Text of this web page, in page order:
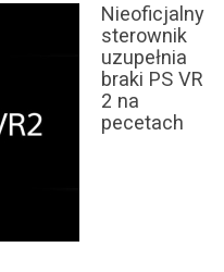
Nieoficjalny
sterownik
uzupełnia
braki PS VR
2 na
pecetach